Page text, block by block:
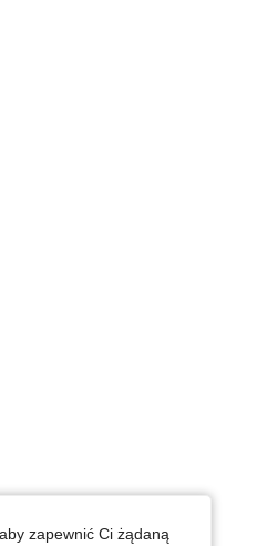
/ 35 in, Kształt ciała: Klepsydra,
zapewnić Ci żądaną